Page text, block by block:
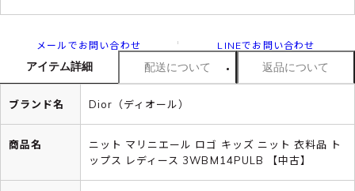
メールでお問い合わせ LINEでお問い合わせ
アイテム詳細 配送について 返品について
ブランド名 Dior（ディオール）
商品名
ニット マリニエール ロゴ キッズ ニット 衣料品 ト
ップス レディース 3WBM14PULB 【中古】